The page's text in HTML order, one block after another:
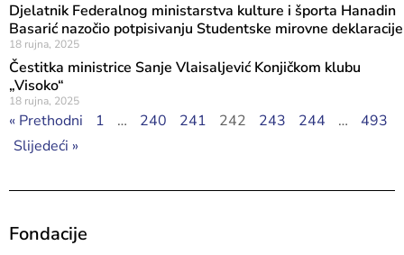
Djelatnik Federalnog ministarstva kulture i športa Hanadin
Basarić nazočio potpisivanju Studentske mirovne deklaracije
18 rujna, 2025
Čestitka ministrice Sanje Vlaisaljević Konjičkom klubu
„Visoko“
18 rujna, 2025
« Prethodni 1 … 240 241 242 243 244 …
493
Slijedeći »
Fondacije